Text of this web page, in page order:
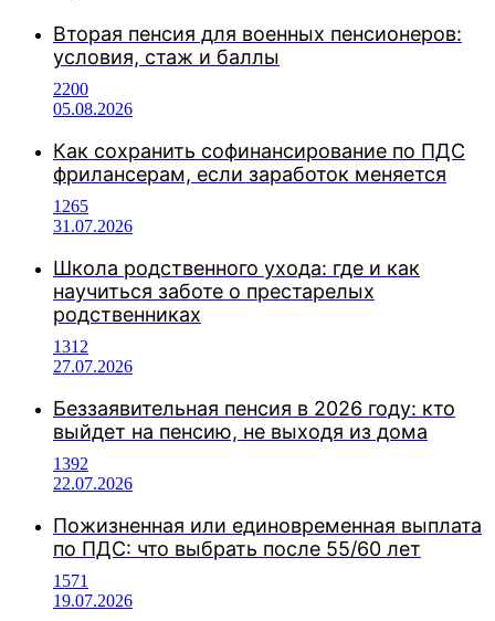
Вторая пенсия для военных пенсионеров:
условия, стаж и баллы
2200
05.08.2026
Как сохранить софинансирование по ПДС
фрилансерам, если заработок меняется
1265
31.07.2026
Школа родственного ухода: где и как
научиться заботе о престарелых
родственниках
1312
27.07.2026
Беззаявительная пенсия в 2026 году: кто
выйдет на пенсию, не выходя из дома
1392
22.07.2026
Пожизненная или единовременная выплата
по ПДС: что выбрать после 55/60 лет
1571
19.07.2026